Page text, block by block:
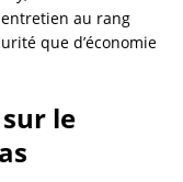
au rang
que d’économie
le